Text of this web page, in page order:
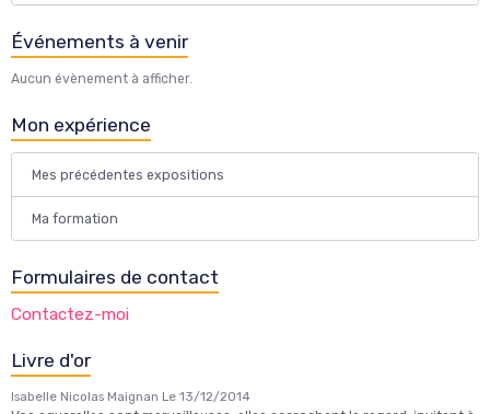
Événements à venir
Aucun évènement à afficher.
Mon expérience
Mes précédentes expositions
Ma formation
Formulaires de contact
Contactez-moi
Livre d'or
Isabelle Nicolas Maignan Le 13/12/2014